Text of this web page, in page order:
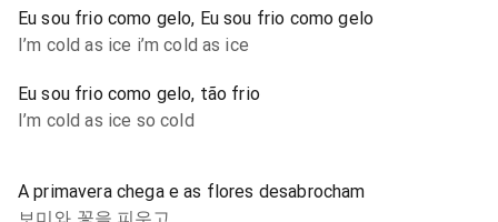
Eu sou frio como gelo, Eu sou frio como gelo
I’m cold as ice i’m cold as ice
Eu sou frio como gelo, tão frio
I’m cold as ice so cold
A primavera chega e as flores desabrocham